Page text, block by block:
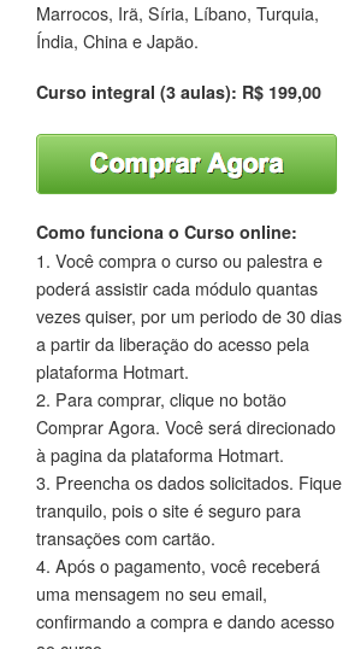
Marrocos, Irã, Síria, Líbano, Turquia,
Índia, China e Japão.
Curso integral (3 aulas): R$ 199,00
Como funciona o Curso online:
1. Você compra o curso ou palestra e
poderá assistir cada módulo quantas
vezes quiser, por um periodo de 30 dias
a partir da liberação do acesso pela
plataforma Hotmart.
2. Para comprar, clique no botão
Comprar Agora. Você será direcionado
à pagina da plataforma Hotmart.
3. Preencha os dados solicitados. Fique
tranquilo, pois o site é seguro para
transações com cartão.
4. Após o pagamento, você receberá
uma mensagem no seu email,
confirmando a compra e dando acesso